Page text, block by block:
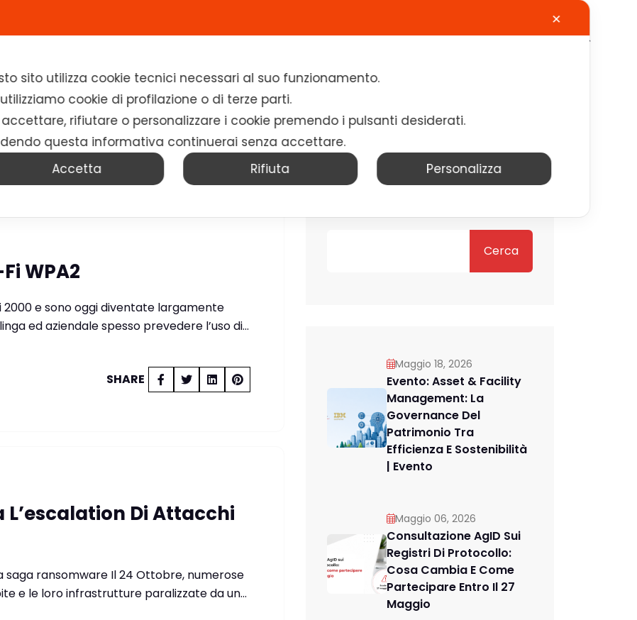
Home Chi siamo Soluzioni News Calendario Contatti Lavora con noi
WPA2
2000 e sono oggi diventate largamente
ed aziendale spesso prevedere l’uso di…
SHARE
Di Attacchi
saga ransomware Il 24 Ottobre, numerose
e le loro infrastrutture paralizzate da un…
Cerca
Maggio 18, 2026
Evento: Asset & Facility
Management: La
Governance Del
Patrimonio Tra
Efficienza E Sostenibilità
| Evento
Maggio 06, 2026
Consultazione AgID Sui
Registri Di Protocollo:
Cosa Cambia E Come
Partecipare Entro Il 27
Maggio
✕
sito utilizza cookie tecnici necessari al suo funzionamento.
cookie di profilazione o di terze parti.
accettare, rifiutare o personalizzare i cookie premendo i pulsanti desiderati.
questa informativa continuerai senza accettare.
Accetta
Rifiuta Personalizza